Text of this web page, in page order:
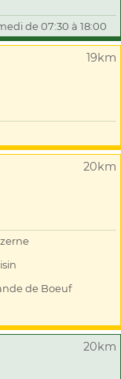
de 07:30 à 18:00
19km
20km
de Boeuf
20km